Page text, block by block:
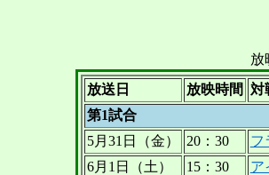
放
放送日
放映時間 対
第1試合
5月31日（金）
20：30
フ
6月1日（土）
15：30
ア